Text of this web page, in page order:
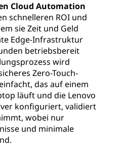
Cloud Automation
schnelleren ROI und
sie Zeit und Geld
Edge-Infrastruktur
betriebsbereit
wird
Zero-Touch-
das auf einem
läuft und die Lenovo
konfiguriert, validiert
wobei nur
und minimale